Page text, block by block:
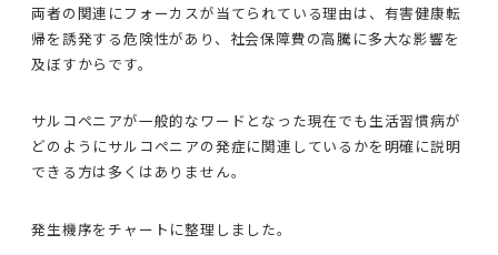
両者の関連にフォーカスが当てられている理由は、有害健康転
帰を誘発する危険性があり、社会保障費の高騰に多大な影響を
及ぼすからです。
サルコペニアが一般的なワードとなった現在でも生活習慣病が
どのようにサルコペニアの発症に関連しているかを明確に説明
できる方は多くはありません。
発生機序をチャートに整理しました。